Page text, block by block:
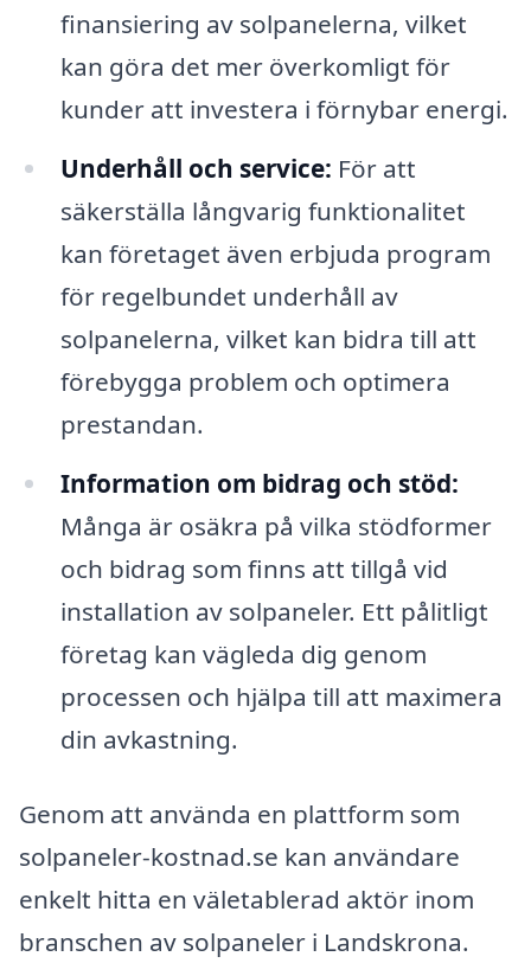
finansiering av solpanelerna, vilket
kan göra det mer överkomligt för
kunder att investera i förnybar energi.
Underhåll och service: För att
säkerställa långvarig funktionalitet
kan företaget även erbjuda program
för regelbundet underhåll av
solpanelerna, vilket kan bidra till att
förebygga problem och optimera
prestandan.
Information om bidrag och stöd:
Många är osäkra på vilka stödformer
och bidrag som finns att tillgå vid
installation av solpaneler. Ett pålitligt
företag kan vägleda dig genom
processen och hjälpa till att maximera
din avkastning.
Genom att använda en plattform som
solpaneler-kostnad.se kan användare
enkelt hitta en väletablerad aktör inom
branschen av solpaneler i Landskrona.